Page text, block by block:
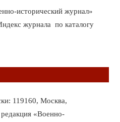
исторический журнал»
журнала по каталогу
119160, Москва,
«Военно-